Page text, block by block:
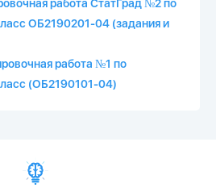
работа СтатГрад №2 по
ОБ2190201-04 (задания и
работа №1 по
(ОБ2190101-04)